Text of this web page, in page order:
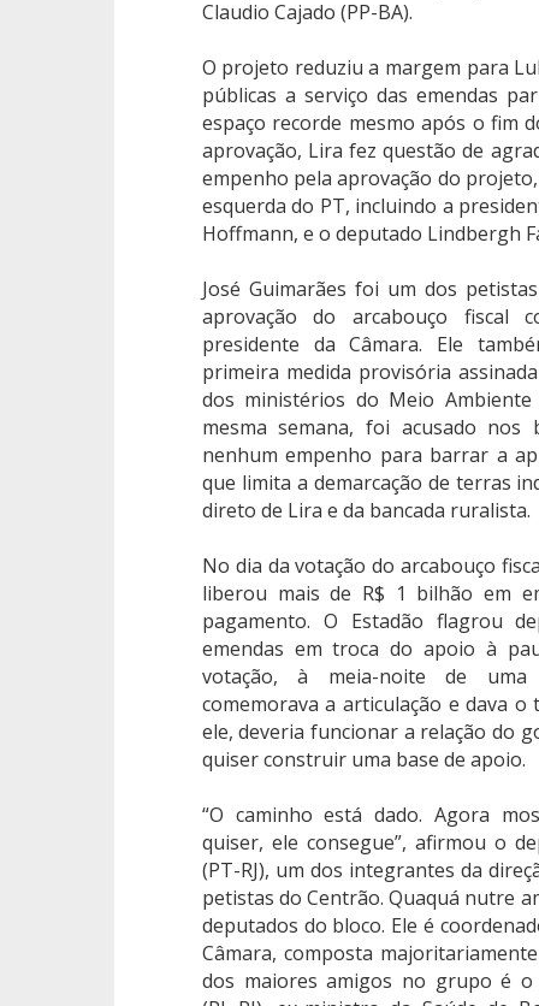
Claudio Cajado (PP-BA).
O projeto reduziu a margem para
públicas a serviço das emendas
espaço recorde mesmo após o fim
aprovação, Lira fez questão de
empenho pela aprovação do
esquerda do PT, incluindo a
Hoffmann, e o deputado Lindbergh
José Guimarães foi um dos
aprovação do arcabouço fiscal
presidente da Câmara. Ele
primeira medida provisória
dos ministérios do Meio
mesma semana, foi acusado
nenhum empenho para barrar a
que limita a demarcação de terras
direto de Lira e da bancada ruralista.
No dia da votação do arcabouço
liberou mais de R$ 1 bilhão em
pagamento. O Estadão flagrou
emendas em troca do apoio à
votação, à meia-noite de
comemorava a articulação e dava
ele, deveria funcionar a relação do
quiser construir uma base de apoio.
“O caminho está dado. Agora
quiser, ele consegue”, afirmou o
(PT-RJ), um dos integrantes da
petistas do Centrão. Quaquá nutre
deputados do bloco. Ele é
Câmara, composta
dos maiores amigos no grupo é o